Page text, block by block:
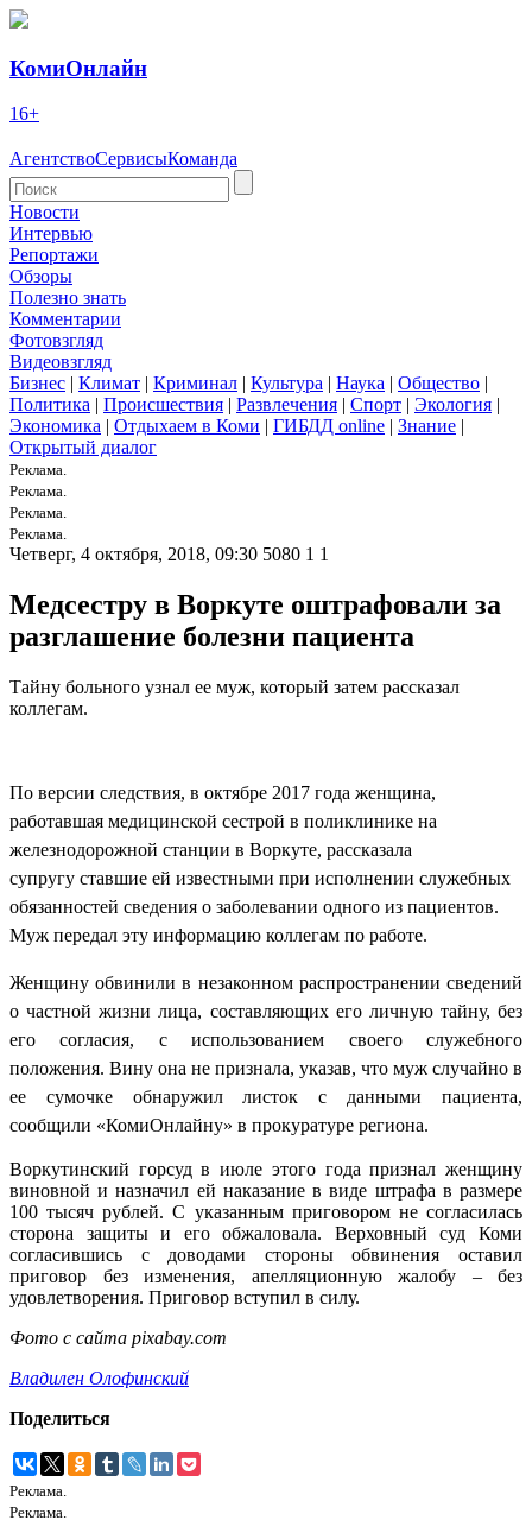
КомиОнлайн
16+
АгентствоСервисыКоманда
Новости
Интервью
Репортажи
Обзоры
Полезно знать
Комментарии
Фотовзгляд
Видеовзгляд
Бизнес | Климат | Криминал | Культура | Наука | Общество |
Политика | Происшествия | Развлечения | Спорт | Экология |
Экономика | Отдыхаем в Коми | ГИБДД online | Знание |
Открытый диалог
Реклама.
Реклама.
Реклама.
Реклама.
Четверг, 4 октября, 2018, 09:30 5080 1 1
Медсестру в Воркуте оштрафовали за
разглашение болезни пациента
Тайну больного узнал ее муж, который затем рассказал
коллегам.
По версии следствия, в октябре 2017 года женщина,
работавшая медицинской сестрой в поликлинике на
железнодорожной станции в Воркуте, рассказала
супругу ставшие ей известными при исполнении служебных
обязанностей сведения о заболевании одного из пациентов.
Муж передал эту информацию коллегам по работе.
Женщину обвинилив незаконном распространении сведений
о частной жизни лица, составляющих его личную тайну, без
его согласия, с использованием своего служебного
положения. Вину она не признала, указав, что муж случайно в
ее сумочке обнаружил листок с данными пациента,
сообщили «КомиОнлайну» в прокуратуре региона.
Воркутинский горсуд в июле этого года признал женщину
виновной и назначил ей наказание в виде штрафа в размере
100 тысяч рублей. С указанным приговором не согласилась
сторона защиты и его обжаловала. Верховный суд Коми
согласившись с доводами стороны обвинения оставил
приговор без изменения, апелляционную жалобу – без
удовлетворения. Приговор вступил в силу.
Фото с сайта pixabay.com
Владилен Олофинский
Поделиться
Реклама.
Реклама.